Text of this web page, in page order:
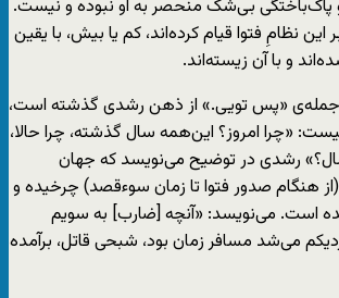
پاک‌باختگی بی‌شک منحصر به او نبوده و نیست.
این نظامِ فتوا قیام کرده‌اند، کم یا بیش، با یقین
و با آن زیسته‌اند.
جمله‌ی «پس تویی.» از ذهن رشدی گذشته است،
«چرا امروز؟ این‌همه سال گذشته، چرا حالا،
رشدی در توضیح می‌نویسد که جهان
هنگام صدور فتوا تا زمان سوءقصد) چرخیده و
است. می‌نویسد: «آنچه [ضارب] به سویم
می‌شد مسافر زمان بود، شبحی قاتل، برآمده